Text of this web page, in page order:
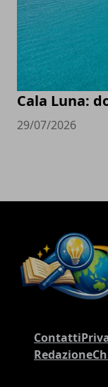
Cala Luna:
29/07/2026
Contatti
Redazione